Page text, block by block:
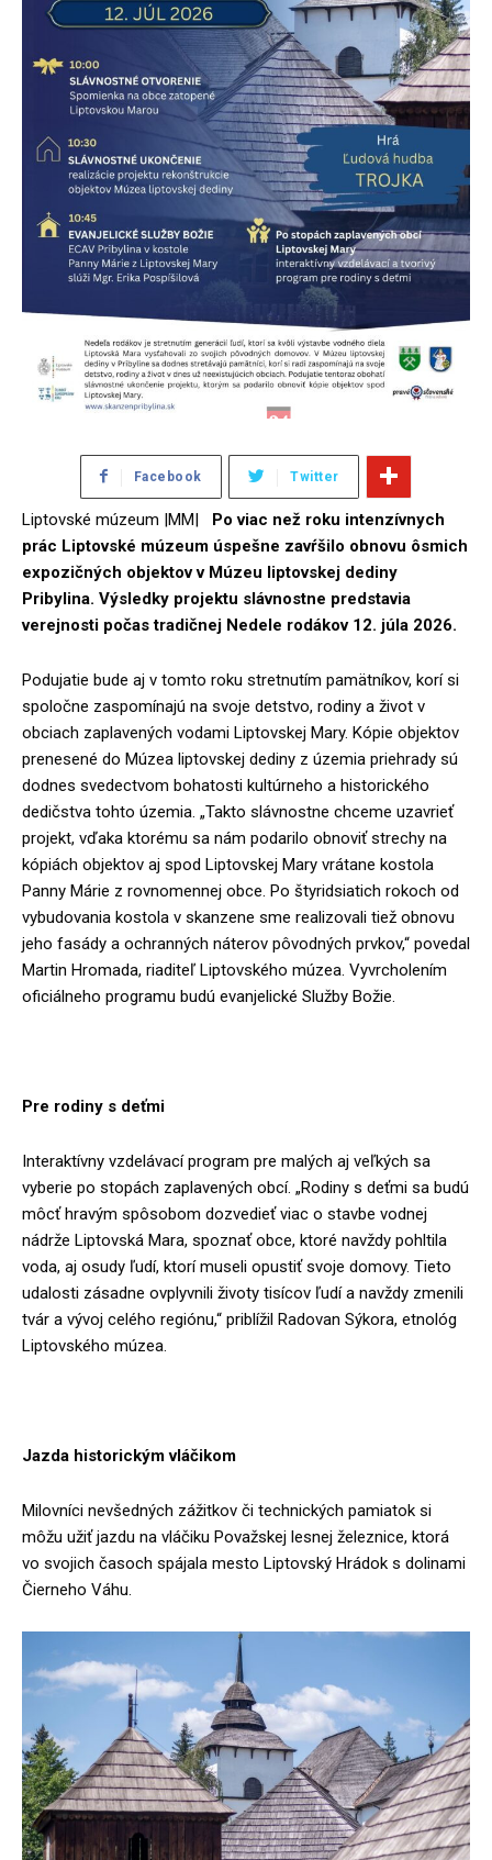
Facebook Twitter
Liptovské múzeum |MM| Po viac než roku intenzívnych
prác Liptovské múzeum úspešne zavŕšilo obnovu ôsmich
expozičných objektov v Múzeu liptovskej dediny
Pribylina. Výsledky projektu slávnostne predstavia
verejnosti počas tradičnej Nedele rodákov 12. júla 2026.
Podujatie bude aj v tomto roku stretnutím pamätníkov, korí si
spoločne zaspomínajú na svoje detstvo, rodiny a život v
obciach zaplavených vodami Liptovskej Mary. Kópie objektov
prenesené do Múzea liptovskej dediny z územia priehrady sú
dodnes svedectvom bohatosti kultúrneho a historického
dedičstva tohto územia. „Takto slávnostne chceme uzavrieť
projekt, vďaka ktorému sa nám podarilo obnoviť strechy na
kópiách objektov aj spod Liptovskej Mary vrátane kostola
Panny Márie z rovnomennej obce. Po štyridsiatich rokoch od
vybudovania kostola v skanzene sme realizovali tiež obnovu
jeho fasády a ochranných náterov pôvodných prvkov,“ povedal
Martin Hromada, riaditeľ Liptovského múzea. Vyvrcholením
oficiálneho programu budú evanjelické Služby Božie.
Pre rodiny s deťmi
Interaktívny vzdelávací program pre malých aj veľkých sa
vyberie po stopách zaplavených obcí. „Rodiny s deťmi sa budú
môcť hravým spôsobom dozvedieť viac o stavbe vodnej
nádrže Liptovská Mara, spoznať obce, ktoré navždy pohltila
voda, aj osudy ľudí, ktorí museli opustiť svoje domovy. Tieto
udalosti zásadne ovplyvnili životy tisícov ľudí a navždy zmenili
tvár a vývoj celého regiónu,“ priblížil Radovan Sýkora, etnológ
Liptovského múzea.
Jazda historickým vláčikom
Milovníci nevšedných zážitkov či technických pamiatok si
môžu užiť jazdu na vláčiku Považskej lesnej železnice, ktorá
vo svojich časoch spájala mesto Liptovský Hrádok s dolinami
Čierneho Váhu.